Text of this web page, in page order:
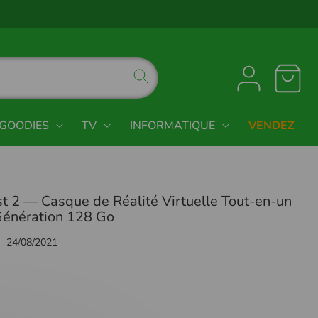
TV INFORMATIQUE VENDEZ
2 — Casque de Réalité Virtuelle Tout-en-un
128 Go
24/08/2021